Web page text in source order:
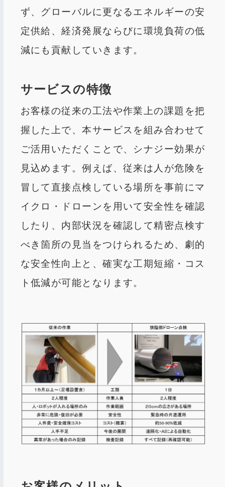
ず、グローバルに更なるエネルギーの安
定供給、経済発展ならびに環境負荷の低
減にも貢献していきます。
サービスの特徴
お客様の従来の工法や作業上の課題を把
握した上で、本サービスを組み合わせて
ご活用いただくことで、シナジー効果が
見込めます。例えば、従来は人が危険を
冒して直接点検している場所を事前にマ
イクロ・ドローンを用いて安全性を確認
したり、内部状況を確認して精密点検す
べき箇所の見当をつけられるため、劇的
な安全性向上と、確実な工期短縮・コス
ト低減が可能となります。